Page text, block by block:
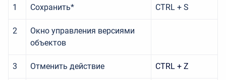
1 Сохранить* CTRL + S
2
Окно управления версиями
объектов
3 Отменить действие CTRL + Z